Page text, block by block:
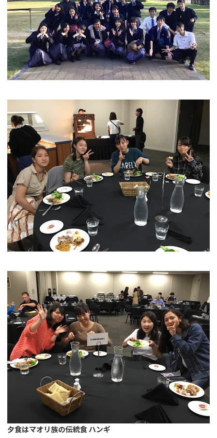
夕食はマオリ族の伝統食 ハンギ